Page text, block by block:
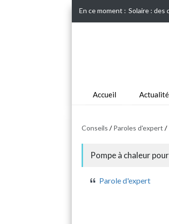
En ce moment : Solaire :
Accueil
Conseils /Paroles d'expert /
Pompe à chaleur
Parole d'expert